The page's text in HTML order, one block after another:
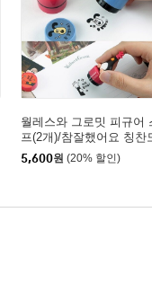
월레스와 그로밋 피규어
프(2개)/참잘했어요 칭찬
5,600원 (20% 할인)